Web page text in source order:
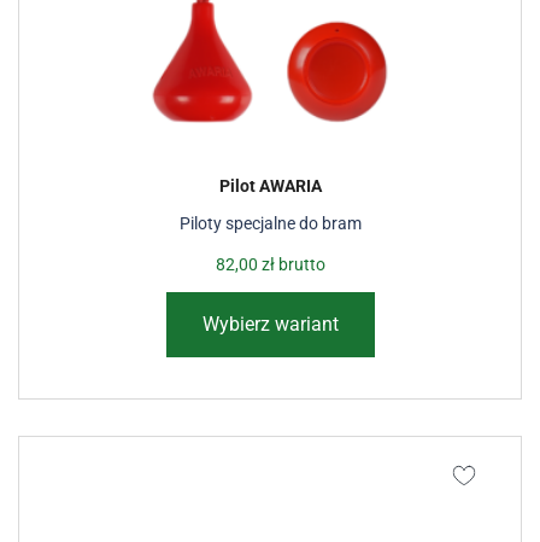
Piloty specjalne do bram
Pilot AWARIA
82,00 złbrutto
Wybierz wariant